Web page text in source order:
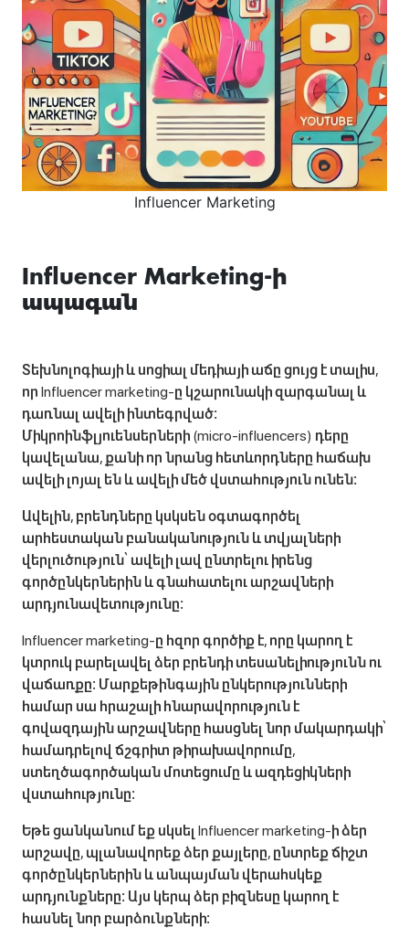
Influencer Marketing
Influencer Marketing-ի
ապագան
Տեխնոլոգիայի և սոցիալ մեդիայի աճը ցույց է տալիս,
որ Influencer marketing-ը կշարունակի զարգանալ և
դառնալ ավելի ինտեգրված։
Միկրոինֆլյուենսերների (micro-influencers) դերը
կավելանա, քանի որ նրանց հետևորդները հաճախ
ավելի լոյալ են և ավելի մեծ վստահություն ունեն։
Ավելին, բրենդները կսկսեն օգտագործել
արհեստական բանականություն և տվյալների
վերլուծություն՝ ավելի լավ ընտրելու իրենց
գործընկերներին և գնահատելու արշավների
արդյունավետությունը։
Influencer marketing-ը հզոր գործիք է, որը կարող է
կտրուկ բարելավել ձեր բրենդի տեսանելիությունն ու
վաճառքը։ Մարքեթինգային ընկերությունների
համար սա հրաշալի հնարավորություն է
գովազդային արշավները հասցնել նոր մակարդակի՝
համադրելով ճշգրիտ թիրախավորումը,
ստեղծագործական մոտեցումը և ազդեցիկների
վստահությունը։
Եթե ցանկանում եք սկսել Influencer marketing-ի ձեր
արշավը, պլանավորեք ձեր քայլերը, ընտրեք ճիշտ
գործընկերներին և անպայման վերահսկեք
արդյունքները։ Այս կերպ ձեր բիզնեսը կարող է
հասնել նոր բարձունքների։